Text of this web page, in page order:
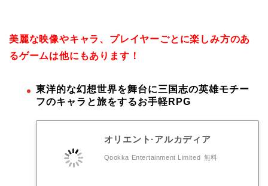
美麗な映像やキャラ、プレイヤーごとに楽しみ方のあ
るゲームは他にもあります！
東洋的な幻想世界を舞台に三国志の英雄モチー
フのキャラと旅をするお手軽RPG
オリエント·アルカディア
Qookka Entertainment Limited 無料